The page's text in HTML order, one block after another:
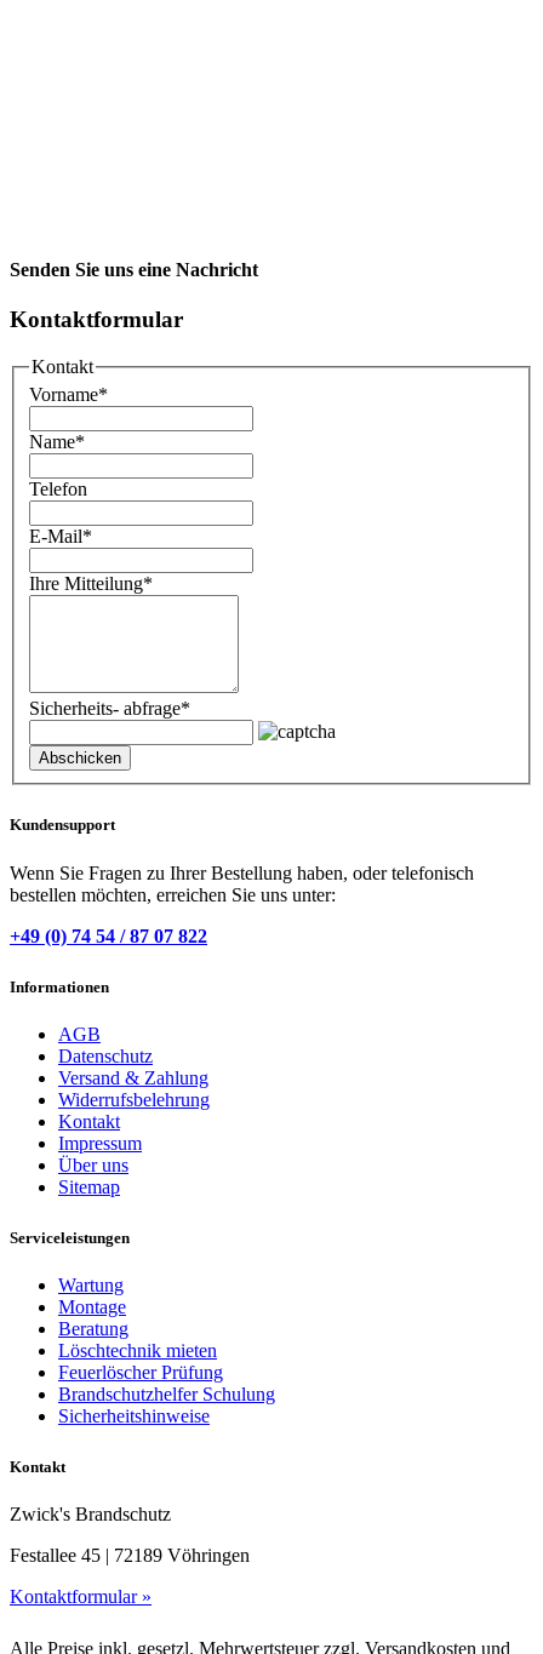
Senden Sie uns eine Nachricht
Kontaktformular
Kontakt
Vorname*
Name*
Telefon
E-Mail*
Ihre Mitteilung*
Sicherheits- abfrage*
Kundensupport
Wenn Sie Fragen zu Ihrer Bestellung haben, oder telefonisch
bestellen möchten, erreichen Sie uns unter:
+49 (0) 74 54 / 87 07 822
Informationen
AGB
Datenschutz
Versand & Zahlung
Widerrufsbelehrung
Kontakt
Impressum
Über uns
Sitemap
Serviceleistungen
Wartung
Montage
Beratung
Löschtechnik mieten
Feuerlöscher Prüfung
Brandschutzhelfer Schulung
Sicherheitshinweise
Kontakt
Zwick's Brandschutz
Festallee 45 | 72189 Vöhringen
Kontaktformular »
Alle Preise inkl. gesetzl. Mehrwertsteuer zzgl. Versandkosten und